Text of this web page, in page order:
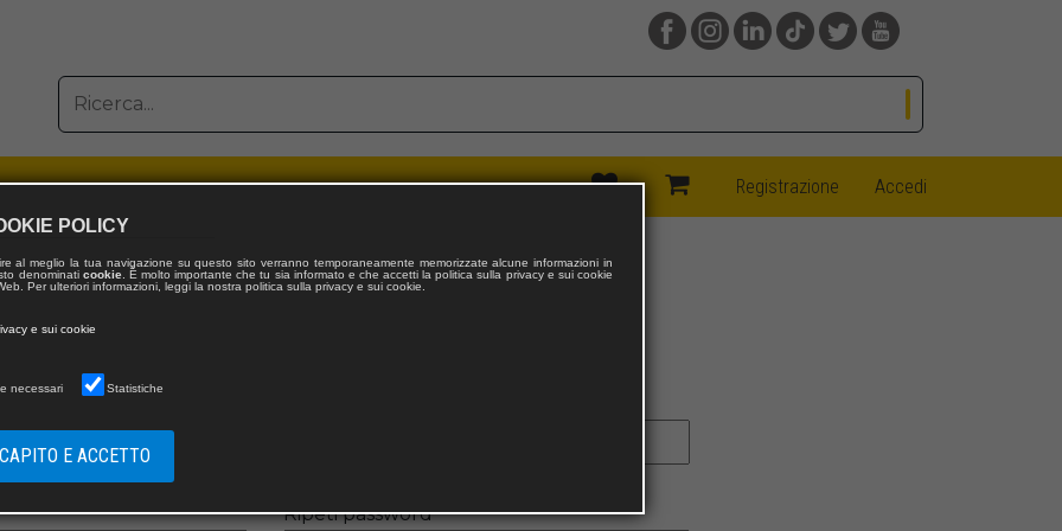
(current)Registrazione (current)
Accedi
NUOVO UTENTE
Ripeti password
POLICY
al meglio la tua navigazione su questo sito verranno temporaneamente memorizzate alcune informazioni in
denominati cookie. È molto importante che tu sia informato e che accetti la politica sulla privacy e sui cookie
Per ulteriori informazioni, leggi la nostra politica sulla privacy e sui cookie.
e sui cookie
necessari Statistiche
E ACCETTO